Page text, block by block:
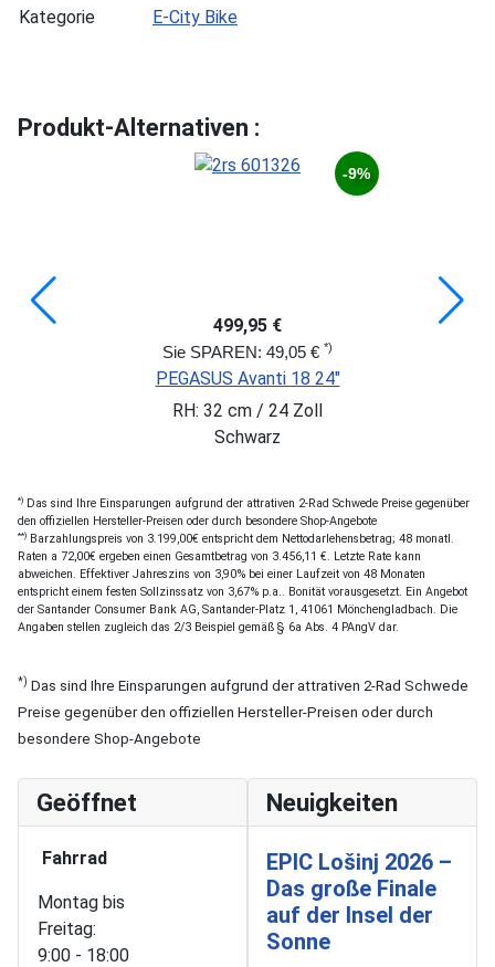
Kategorie
E-City Bike
Produkt-Alternativen :
-9%
499,95 €
Sie SPAREN: 49,05 € *)
PEGASUS Avanti 18 24"
RH: 32 cm / 24 Zoll
Schwarz
*) Das sind Ihre Einsparungen aufgrund der attrativen 2-Rad Schwede Preise gegenüber
den offiziellen Hersteller-Preisen oder durch besondere Shop-Angebote
**) Barzahlungspreis von 3.199,00€ entspricht dem Nettodarlehensbetrag; 48 monatl.
Raten a 72,00€ ergeben einen Gesamtbetrag von 3.456,11 €. Letzte Rate kann
abweichen. Effektiver Jahreszins von 3,90% bei einer Laufzeit von 48 Monaten
entspricht einem festen Sollzinssatz von 3,67% p.a.. Bonität vorausgesetzt. Ein Angebot
der Santander Consumer Bank AG, Santander-Platz 1, 41061 Mönchengladbach. Die
Angaben stellen zugleich das 2/3 Beispiel gemäß § 6a Abs. 4 PAngV dar.
*) Das sind Ihre Einsparungen aufgrund der attrativen 2-Rad Schwede
Preise gegenüber den offiziellen Hersteller-Preisen oder durch
besondere Shop-Angebote
Geöffnet
Fahrrad
Montag bis
Freitag:
9:00 - 18:00
Neuigkeiten
EPIC Lošinj 2026 –
Das große Finale
auf der Insel der
Sonne